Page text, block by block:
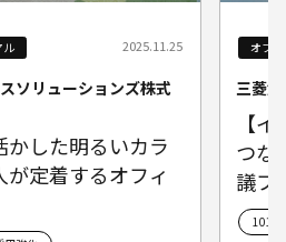
ル 2025.06.19
】会社の変革に
個性あふれる会
オフ
株式
幼
い
#エン